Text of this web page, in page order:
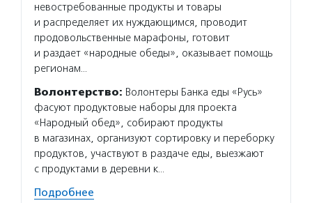
невостребованные продукты и товары
и распределяет их нуждающимся, проводит
продовольственные марафоны, готовит
и раздает «народные обеды», оказывает помощь
регионам…
Волонтерство: Волонтеры Банка еды «Русь»
фасуют продуктовые наборы для проекта
«Народный обед», собирают продукты
в магазинах, организуют сортировку и переборку
продуктов, участвуют в раздаче еды, выезжают
с продуктами в деревни к…
Подробнее